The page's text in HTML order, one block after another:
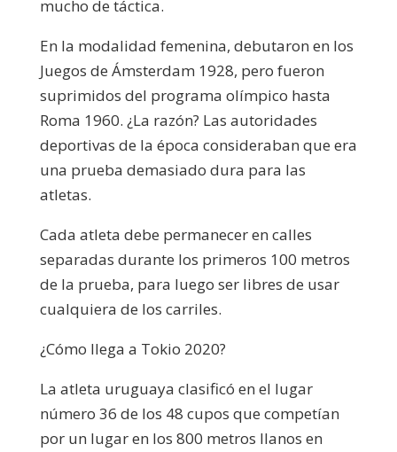
mucho de táctica.
En la modalidad femenina, debutaron en los
Juegos de Ámsterdam 1928, pero fueron
suprimidos del programa olímpico hasta
Roma 1960. ¿La razón? Las autoridades
deportivas de la época consideraban que era
una prueba demasiado dura para las
atletas.
Cada atleta debe permanecer en calles
separadas durante los primeros 100 metros
de la prueba, para luego ser libres de usar
cualquiera de los carriles.
¿Cómo llega a Tokio 2020?
La atleta uruguaya clasificó en el lugar
número 36 de los 48 cupos que competían
por un lugar en los 800 metros llanos en